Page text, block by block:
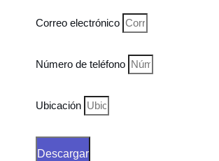
Correo electrónico
Número de teléfono
Ubicación
Descargar